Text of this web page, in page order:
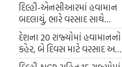
દિલ્હી-એનસીઆરમાં હવામાન
બદલાયું, ભારે વરસાદ સાથે
જોરદાર વાવાઝોડું આવ્યું, જેના
કારણે ઘણી જગ્યાએ વૃક્ષો પડી
ગયા
દેશના 20 રાજ્યોમાં હવામાનનો
કહેર, બે દિવસ માટે વરસાદ અને
ધૂળના તોફાનની ચેતવણી